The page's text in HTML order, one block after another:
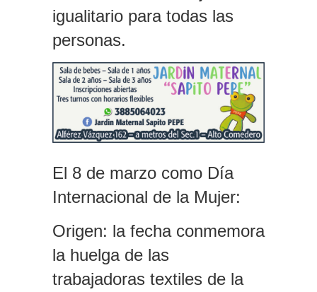
igualitario para todas las
personas.
El 8 de marzo como Día
Internacional de la Mujer:
Origen: la fecha conmemora
la huelga de las
trabajadoras textiles de la